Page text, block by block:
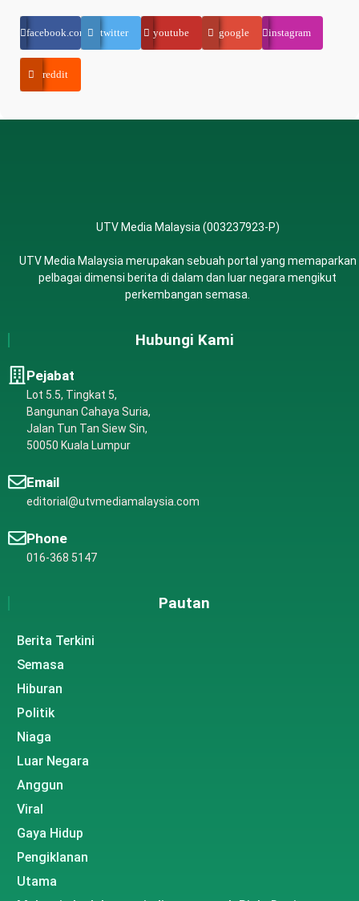
facebook.com twitter youtube google instagram
reddit
UTV Media Malaysia (003237923-P)
UTV Media Malaysia merupakan sebuah portal yang memaparkan
pelbagai dimensi berita di dalam dan luar negara mengikut
perkembangan semasa.
Hubungi Kami
Pejabat
Lot 5.5, Tingkat 5,
Bangunan Cahaya Suria,
Jalan Tun Tan Siew Sin,
50050 Kuala Lumpur
Email
editorial@utvmediamalaysia.com
Phone
016-368 5147
Pautan
Berita Terkini
Semasa
Hiburan
Politik
Niaga
Luar Negara
Anggun
Viral
Gaya Hidup
Pengiklanan
Utama